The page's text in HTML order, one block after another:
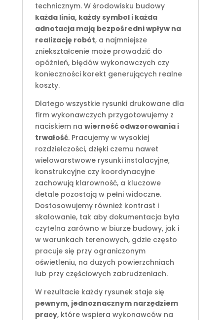
technicznym. W środowisku budowy
każda linia, każdy symbol i każda
adnotacja mają bezpośredni wpływ na
realizację robót, a najmniejsze
zniekształcenie może prowadzić do
opóźnień, błędów wykonawczych czy
konieczności korekt generujących realne
koszty.
Dlatego wszystkie rysunki drukowane dla
firm wykonawczych przygotowujemy z
naciskiem na wierność odwzorowania i
trwałość. Pracujemy w wysokiej
rozdzielczości, dzięki czemu nawet
wielowarstwowe rysunki instalacyjne,
konstrukcyjne czy koordynacyjne
zachowują klarowność, a kluczowe
detale pozostają w pełni widoczne.
Dostosowujemy również kontrast i
skalowanie, tak aby dokumentacja była
czytelna zarówno w biurze budowy, jak i
w warunkach terenowych, gdzie często
pracuje się przy ograniczonym
oświetleniu, na dużych powierzchniach
lub przy częściowych zabrudzeniach.
W rezultacie każdy rysunek staje się
pewnym, jednoznacznym narzędziem
pracy, które wspiera wykonawców na